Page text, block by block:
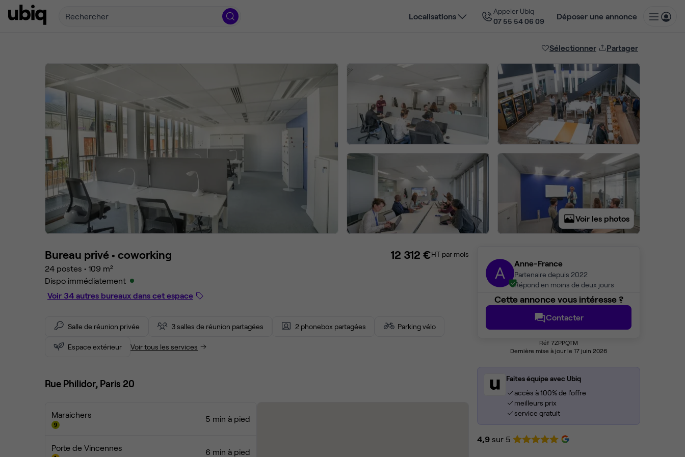
Rechercher Localisations
Appeler Ubiq
07 55 54 06 09
Déposer une annonce
Sélectionner Partager
Voir les photos
A Anne-France
Partenaire depuis 2022
Répond en moins de deux jours
Cette annonce vous intéresse ?
Contacter
Réf 7ZPPQTM
Dernière mise à jour le 17 juin 2026
Faites équipe avec Ubiq
accès à 100% de l'offre
meilleurs prix
service gratuit
4,9 sur 5
Bureau privé • coworking
24 postes • 109 m²
Dispo immédiatement
Voir 34 autres bureaux dans cet espace
12 312 €HT par mois
Salle de réunion privée 3 salles de réunion partagées 2 phonebox partagées Parking vélo
Espace extérieur Voir tous les services
Rue Philidor, Paris 20
Maraichers 5 min à pied
Porte de Vincennes 6 min à pied